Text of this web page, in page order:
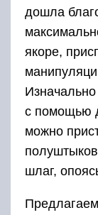
дошла
якоре,
с помощью
можно
шлаг,